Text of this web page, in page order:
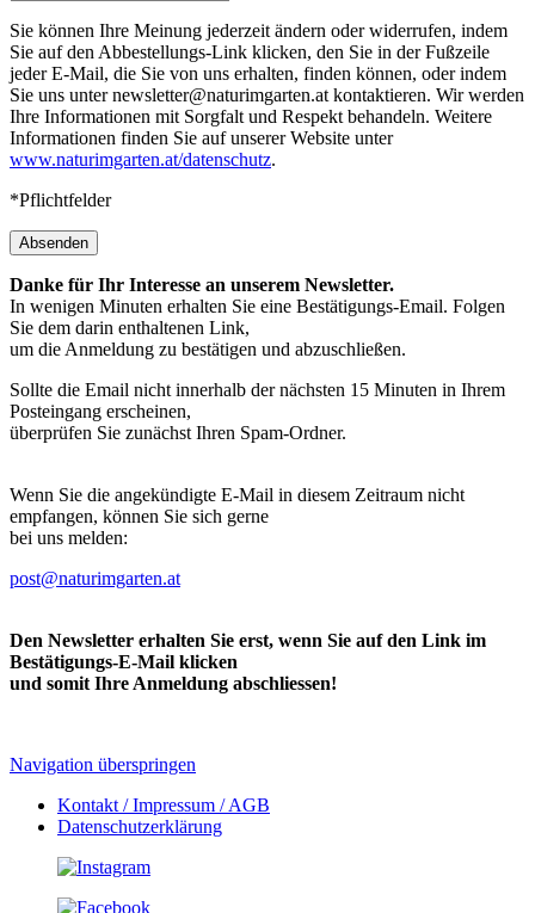
Sie können Ihre Meinung jederzeit ändern oder widerrufen, indem
Sie auf den Abbestellungs-Link klicken, den Sie in der Fußzeile
jeder E-Mail, die Sie von uns erhalten, finden können, oder indem
Sie uns unter newsletter@naturimgarten.at kontaktieren. Wir werden
Ihre Informationen mit Sorgfalt und Respekt behandeln. Weitere
Informationen finden Sie auf unserer Website unter
www.naturimgarten.at/datenschutz.
*Pflichtfelder
Absenden
Danke für Ihr Interesse an unserem Newsletter.
In wenigen Minuten erhalten Sie eine Bestätigungs-Email. Folgen
Sie dem darin enthaltenen Link,
um die Anmeldung zu bestätigen und abzuschließen.
Sollte die Email nicht innerhalb der nächsten 15 Minuten in Ihrem
Posteingang erscheinen,
überprüfen Sie zunächst Ihren Spam-Ordner.
Wenn Sie die angekündigte E-Mail in diesem Zeitraum nicht
empfangen, können Sie sich gerne
bei uns melden:
post@naturimgarten.at
Den Newsletter erhalten Sie erst, wenn Sie auf den Link im
Bestätigungs-E-Mail klicken
und somit Ihre Anmeldung abschliessen!
Navigation überspringen
Kontakt / Impressum / AGB
Datenschutzerklärung